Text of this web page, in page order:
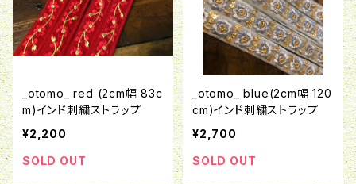
_otomo_ red (2cm幅 83c
m)インド刺繍ストラップ
¥2,200
SOLD OUT
_otomo_ blue(2cm幅 120
cm)インド刺繍ストラップ
¥2,700
SOLD OUT